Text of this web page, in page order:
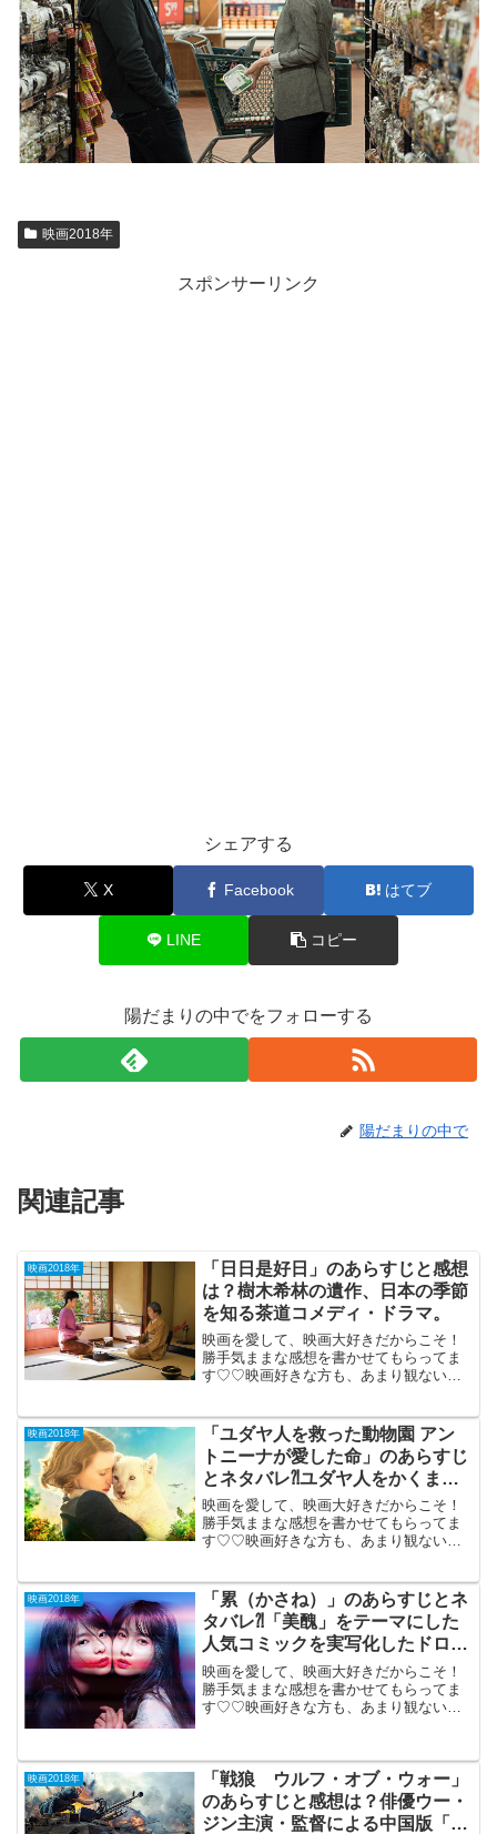
映画2018年
スポンサーリンク
シェアする
X Facebook はてブ
LINE コピー
陽だまりの中でをフォローする
陽だまりの中で
関連記事
映画2018年
「日日是好日」のあらすじと感想
は？樹木希林の遺作、日本の季節
を知る茶道コメディ・ドラマ。
映画を愛して、映画大好きだからこそ！
勝手気ままな感想を書かせてもらってま
す♡♡映画好きな方も、あまり観ない方
の遺作となった、日本の季節を知る茶道
コメディ...
映画2018年
「ユダヤ人を救った動物園 アン
トニーナが愛した命」のあらすじ
とネタバレ⁈ユダヤ人をかくまっ
た動物園オーナーの史実。
映画を愛して、映画大好きだからこそ！
勝手気ままな感想を書かせてもらってま
す♡♡映画好きな方も、あまり観ない方
が 愛した命」2017年12月15
日公開(127...
映画2018年
「累（かさね）」のあらすじとネ
タバレ⁈「美醜」をテーマにした
人気コミックを実写化したドロド
ロのバトル。
映画を愛して、映画大好きだからこそ！
勝手気ままな感想を書かせてもらってま
す♡♡映画好きな方も、あまり観ない方
テーマにした人気コミックを実写化した
ドロドロ...
映画2018年
「戦狼 ウルフ・オブ・ウォー」
のあらすじと感想は？俳優ウー・
ジン主演・監督による中国版「ラ